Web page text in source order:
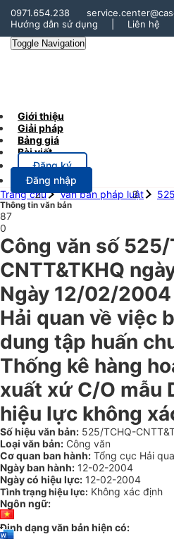
0971.654.238
Hướng dẫn sử dụng
Liên hệ
Toggle Navigation
Giới thiệu
Giải pháp
Bảng giá
Bài viết
Đăng ký
Đăng nhập
Trang chủ
Văn bản pháp luật
Thông tin văn bản
87
0
Công văn số
CNTT&TKHQ
Ngày 12/02/
Hải quan về việc
dung tập huấn
Thống kê hàng
xuất xứ C/O mẫu
hiệu lực không
Số hiệu văn bản: 525/TCHQ-
Loại văn bản: Công văn
Cơ quan ban hành: Tổng cục Hải
Ngày ban hành: 12-02-2004
Ngày có hiệu lực: 12-02-2004
Tình trạng hiệu lực: Không xác định
Ngôn ngữ:
Định dạng văn bản hiện có: